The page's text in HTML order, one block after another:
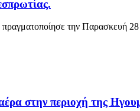
την Παρασκευή 28
στην περιοχή της